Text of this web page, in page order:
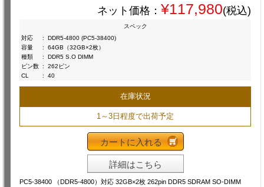
ネット価格： ¥117,980(税込)
スペック
対応
:
DDR5-4800 (PC5-38400)
容量
:
64GB（32GB×2枚）
種類
:
DDR5 S.O DIMM
ピン数 :
262ピン
CL
: 40
在庫状況
1～3日程度で出荷予定
カートに入れる
詳細はこちら
PC5-38400 （DDR5-4800）対応 32GB×2枚 262pin DDR5 SDRAM SO-DIMM